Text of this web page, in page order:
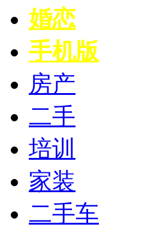
婚恋
手机版
房产
二手
培训
家装
二手车